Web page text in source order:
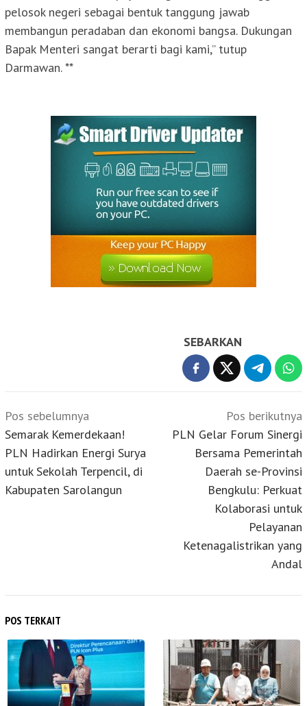
pelosok negeri sebagai bentuk tanggung jawab
membangun peradaban dan ekonomi bangsa. Dukungan
Bapak Menteri sangat berarti bagi kami,” tutup
Darmawan. **
SEBARKAN
Navigasi
pos
Pos sebelumnya
Semarak Kemerdekaan!
PLN Hadirkan Energi Surya
untuk Sekolah Terpencil, di
Kabupaten Sarolangun
Pos berikutnya
PLN Gelar Forum Sinergi
Bersama Pemerintah
Daerah se-Provinsi
Bengkulu: Perkuat
Kolaborasi untuk
Pelayanan
Ketenagalistrikan yang
Andal
POS TERKAIT